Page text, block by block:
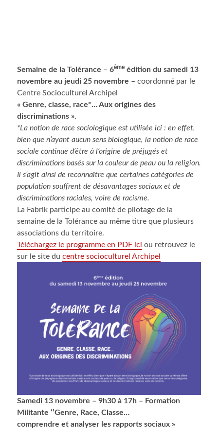
Semaine de la Tolérance – 6ème édition du samedi 13
novembre au jeudi 25 novembre – coordonné par le
Centre Socioculturel Archipel
« Genre, classe, race*… Aux origines des
discriminations ».
*La notion de race sociologique est utilisée ici : en effet,
bien que n’ayant aucun sens biologique, la notion de race
sociale continue d’être à l’origine de préjugés et
discriminations basés sur la couleur de peau ou la religion.
Il s’agit ainsi de reconnaître que certaines catégories de
population souffrent de désavantages sociaux et de
discriminations raciales, voire de racisme.
La Fabrik participe au comité de pilotage de la
semaine de la Tolérance au même titre que plusieurs
associations du territoire.
Téléchargez le programme en PDF ici ou retrouvez le
sur le site du centre socioculturel Archipel
Samedi 13 novembre – 9h30 à 17h – Formation
Militante ‘’Genre, Race, Classe…
comprendre et analyser les rapports sociaux »